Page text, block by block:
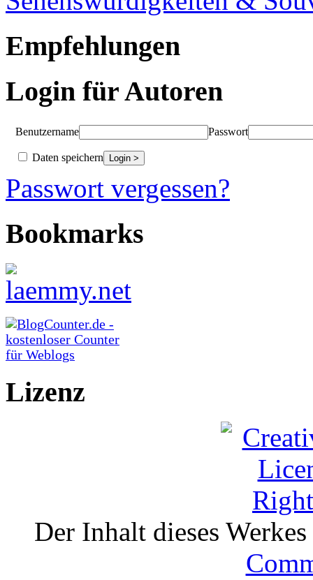
Empfehlungen
Login für Autoren
Benutzername Passwort
Daten speichern
Passwort vergessen?
Bookmarks
Lizenz
Der Inhalt dieses